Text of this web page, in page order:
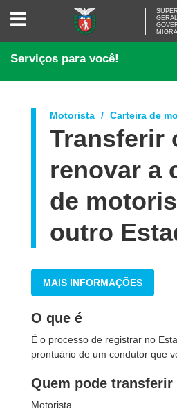
SUPERINTENDÊNCIA-
GOVERNANÇA
Serviços para você!
Motorista Carteira de
Transferir
renovar a
de
outro
MAIS INFORMAÇÕES
O que é
É o processo de registrar no
prontuário de um condutor que
Quem pode transferir
Motorista.